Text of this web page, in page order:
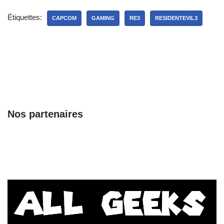
Étiquettes: CAPCOM GAMING RE3 RESIDENTEVIL3
Nos partenaires